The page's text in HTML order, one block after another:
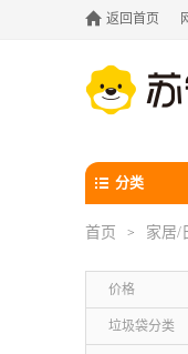
 返回首页
分类
首页 > 家居/
价格
垃圾袋分类